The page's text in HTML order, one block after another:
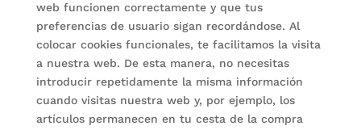
web funcionen correctamente y que tus
preferencias de usuario sigan recordándose. Al
colocar cookies funcionales, te facilitamos la visita
a nuestra web. De esta manera, no necesitas
introducir repetidamente la misma información
cuando visitas nuestra web y, por ejemplo, los
artículos permanecen en tu cesta de la compra